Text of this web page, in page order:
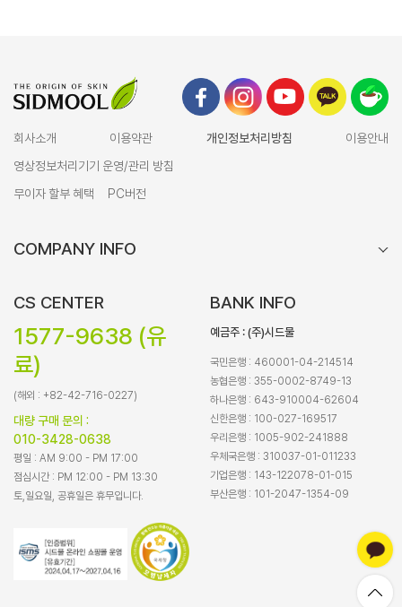
회사소개 이용약관 개인정보처리방침
이용안내
영상정보처리기기 운영/관리 방침
무이자 할부 혜택
PC버전
COMPANY INFO
CS CENTER
1577-9638 (유
료)
(해외 : +82-42-716-0227)
대량 구매 문의 :
010-3428-0638
평일 : AM 9:00 - PM 17:00
점심시간 : PM 12:00 - PM 13:30
토,일요일, 공휴일은 휴무입니다.
BANK INFO
예금주 : (주)시드물
국민은행 : 460001-04-214514
농협은행 : 355-0002-8749-13
하나은행 : 643-910004-62604
신한은행 : 100-027-169517
우리은행 : 1005-902-241888
우체국은행 : 310037-01-011233
기업은행 : 143-122078-01-015
부산은행 : 101-2047-1354-09